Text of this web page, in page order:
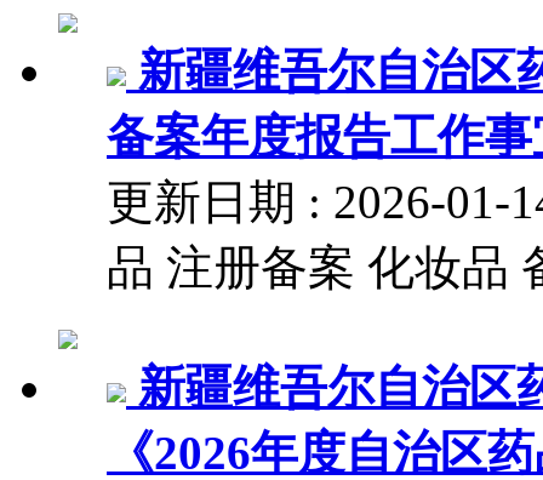
新疆维吾尔自治区
备案年度报告工作
更新日期 : 2026-
品 注册备案 化妆品
新疆维吾尔自治区
《2026年度自治区